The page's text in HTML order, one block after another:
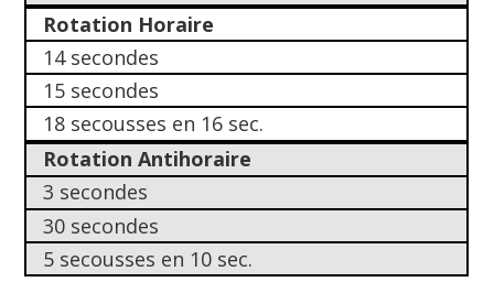
Rotation Horaire
14 secondes
15 secondes
18 secousses en 16 sec.
Rotation Antihoraire
3 secondes
30 secondes
5 secousses en 10 sec.